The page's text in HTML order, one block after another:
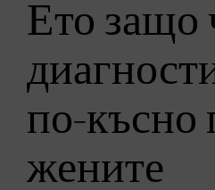
Ето защо
по-късно
жените